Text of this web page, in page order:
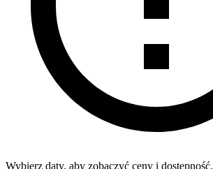
Wybierz daty, aby zobaczyć ceny i dostępność.